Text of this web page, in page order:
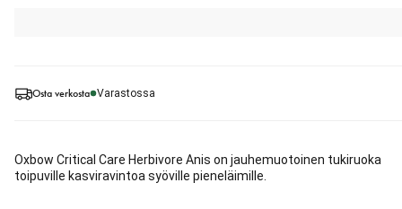
Osta verkosta Varastossa
Oxbow Critical Care Herbivore Anis on jauhemuotoinen tukiruoka
toipuville kasviravintoa syöville pieneläimille.